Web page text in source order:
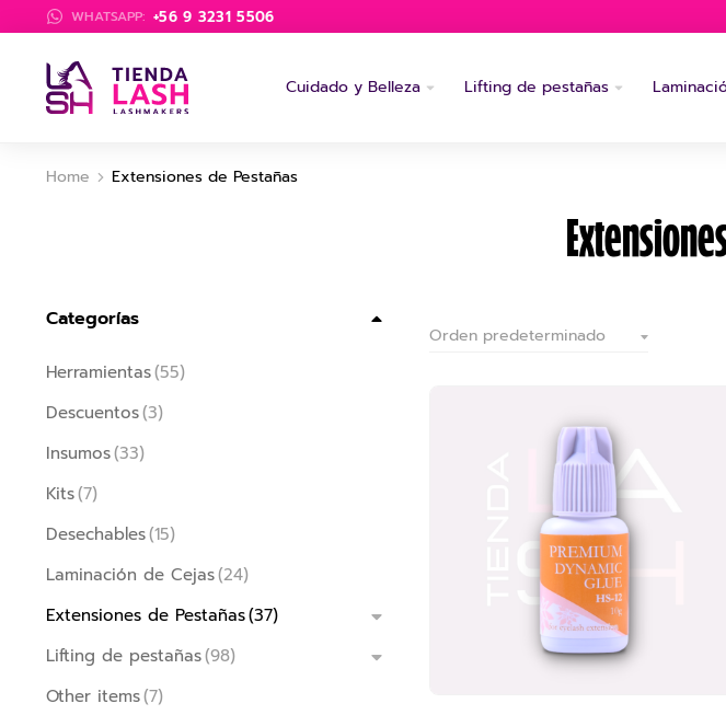
WHATSAPP: +56 9 3231 5506
Cuidado y Belleza Lifting de pestañas
You are here:
Home Extensiones de Pestañas
Categorías
Herramientas(55)
Descuentos(3)
Insumos(33)
Kits(7)
Desechables(15)
Laminación de Cejas(24)
Extensiones de Pestañas(37)
Lifting de pestañas(98)
Other items(7)